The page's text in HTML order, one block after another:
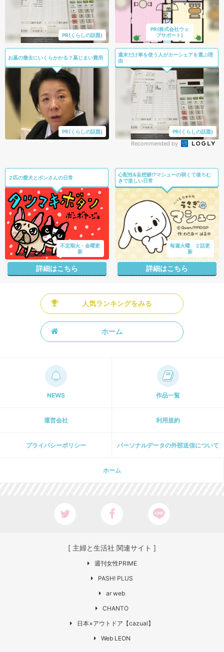
PR(くらしの話題)
PR(株式会社ウェ
ブサポート)
お墓の撤去にいくらかかる？墓じまい費用
PR(くらしの話題)
週末だけ車を使う人がカーシェアを選ぶ理
由
PR(くらしの話題)
Recommended by
２匹の愛犬とボンさんの日常
不定期火・金曜更
新
詳細はこちら
心配性&妄想癖⁉マシューの弱くて後ろむ
きで楽しい日常
毎週火曜 ２話更
新
詳細はこちら
人気ランキングをみる
ホーム
NEWS 作品一覧
運営会社 利用規約
プライパシーポリシー パーソナルデータの外部送信について
ホーム
[ 主婦と生活社 関連サイト ]
週刊女性PRIME
PASH! PLUS
ar web
CHANTO
日本×アウトドア【cazual】
Web LEON